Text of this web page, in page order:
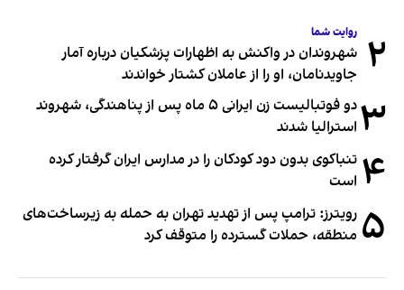
۲ روایت شما
شهروندان در واکنش به اظهارات پزشکیان درباره آمار
جاویدنامان، او را از عاملان کشتار خواندند
۳
دو فوتبالیست زن ایرانی ۵ ماه پس از پناهندگی، شهروند
استرالیا شدند
۴ تنباکوی بدون دود کودکان را در مدارس ایران گرفتار کرده
است
۵ رویترز: ترامپ پس از تهدید تهران به حمله به زیرساخت‌های
منطقه، حملات گسترده را متوقف کرد